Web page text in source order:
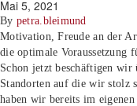
Mai 5, 2021
By petra.bleimund
Motivation, Freude an der
die optimale Voraussetzung
Schon jetzt beschäftigen wir
Standorten auf die wir stolz
haben wir bereits im